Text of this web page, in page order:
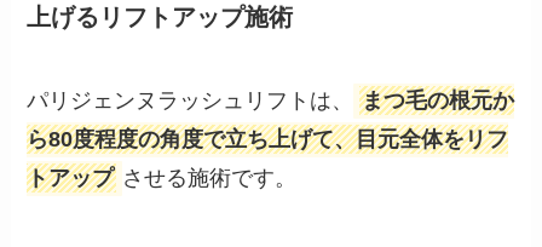
上げるリフトアップ施術
パリジェンヌラッシュリフトは、
まつ毛の根元か
ら80度程度の角度で立ち上げて、目元全体をリフ
トアップ させる施術です。